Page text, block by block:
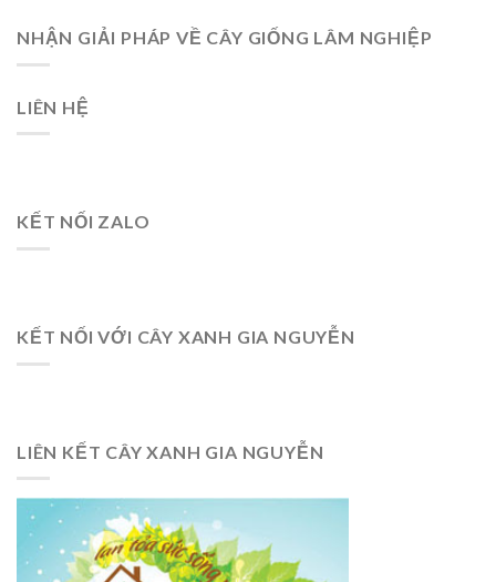
NHẬN GIẢI PHÁP VỀ CÂY GIỐNG LÂM NGHIỆP
LIÊN HỆ
KẾT NỐI ZALO
KẾT NỐI VỚI CÂY XANH GIA NGUYỄN
LIÊN KẾT CÂY XANH GIA NGUYỄN